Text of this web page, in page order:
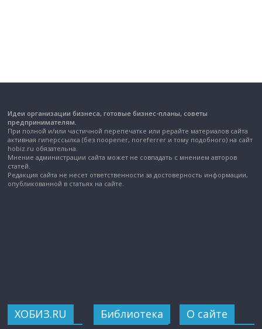
Идеи организации бизнеса, готовые бизнес-планы, советы
предпринимателям.
При полной и/или частичной перепечатке или рерайте материалов сайта
активная гиперссылка (без noopener, noreferrer и тому подобного) на сайт
hobiz.ru обязательна.
Мнение администрации сайта может не совпадать с мнением авторов
статей.
Редакция сайта не несет ответственности за достоверность информации,
опубликованной в статьях на сайте.
ХОБИЗ.RU Библиотека О сайте